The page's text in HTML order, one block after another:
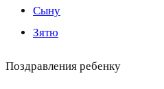
Сыну
Зятю
Поздравления ребенку